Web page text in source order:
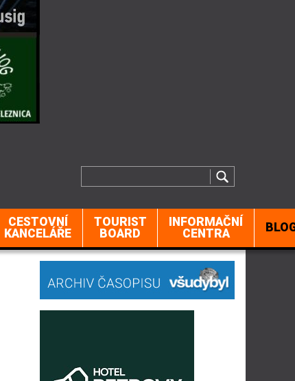
CESTOVNÍ
KANCELÁŘE
TOURIST
BOARD
INFORMAČNÍ
CENTRA